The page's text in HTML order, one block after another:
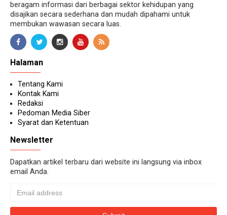
beragam informasi dari berbagai sektor kehidupan yang
disajikan secara sederhana dan mudah dipahami untuk
membukan wawasan secara luas.
Halaman
Tentang Kami
Kontak Kami
Redaksi
Pedoman Media Siber
Syarat dan Ketentuan
Newsletter
Dapatkan artikel terbaru dari website ini langsung via inbox
email Anda.